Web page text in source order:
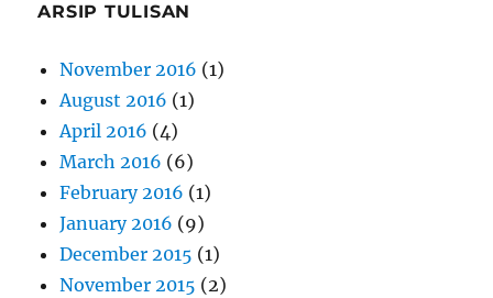
ARSIP TULISAN
November 2016 (1)
August 2016 (1)
April 2016 (4)
March 2016 (6)
February 2016 (1)
January 2016 (9)
December 2015 (1)
November 2015 (2)